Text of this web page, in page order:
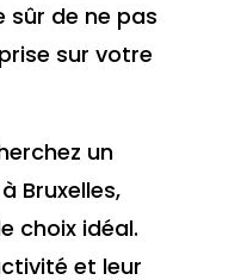
sûr de ne pas
sur votre
un
Bruxelles,
choix idéal.
et leur